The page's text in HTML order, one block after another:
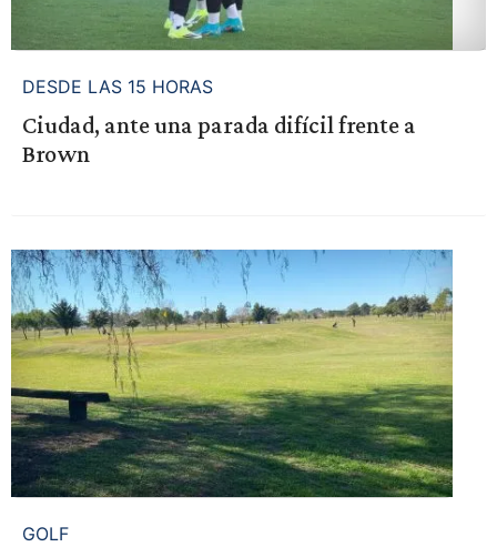
DESDE LAS 15 HORAS
Ciudad, ante una parada difícil frente a
Brown
GOLF